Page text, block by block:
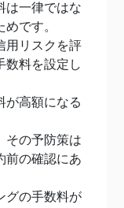
は一律ではな
です。
用リスクを評
数料を設定し
が高額になる
その予防策は
前の確認にあ
グの手数料が